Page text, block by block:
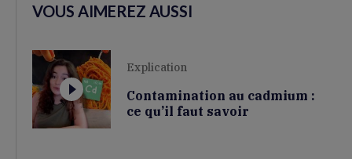
VOUS AIMEREZ AUSSI
Explication
Contamination au cadmium :
ce qu’il faut savoir